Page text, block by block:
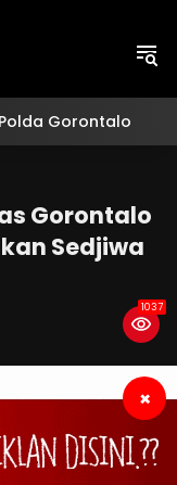
Polda Gorontalo
Gorontalo
Sedjiwa
1037
×